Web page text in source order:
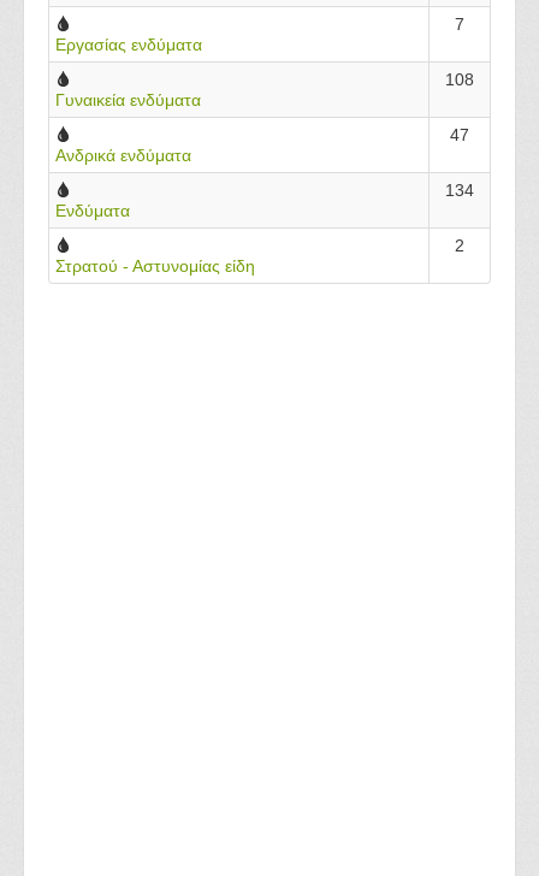
Εργασίας ενδύματα
7
Γυναικεία ενδύματα
108
Ανδρικά ενδύματα
47
Ενδύματα
134
Στρατού - Αστυνομίας είδη
2